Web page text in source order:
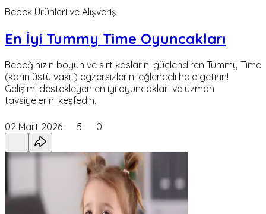
Bebek Ürünleri ve Alışveriş
En İyi Tummy Time Oyuncakları
Bebeğinizin boyun ve sırt kaslarını güçlendiren Tummy Time
(karın üstü vakit) egzersizlerini eğlenceli hale getirin!
Gelişimi destekleyen en iyi oyuncakları ve uzman
tavsiyelerini keşfedin.
02 Mart 2026 5 0